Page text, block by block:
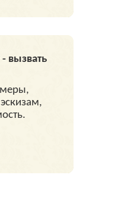
вызвать